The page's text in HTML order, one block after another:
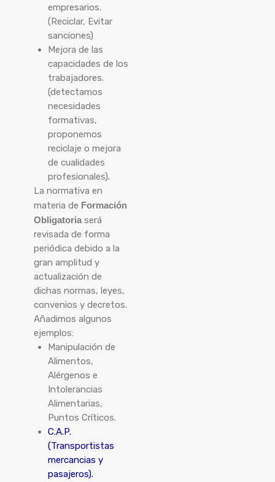
empresarios.
(Reciclar, Evitar
sanciones)
Mejora de las
capacidades de los
trabajadores.
(detectamos
necesidades
formativas,
proponemos
reciclaje o mejora
de cualidades
profesionales).
La normativa en
materia de Formación
Obligatoriaserá
revisada de forma
periódica debido a la
gran amplitud y
actualización de
dichas normas, leyes,
convenios y decretos.
Añadimos algunos
ejemplos:
Manipulación de
Alimentos,
Alérgenos e
Intolerancias
Alimentarias,
Puntos Críticos.
C.A.P.
(Transportistas
mercancias y
pasajeros).